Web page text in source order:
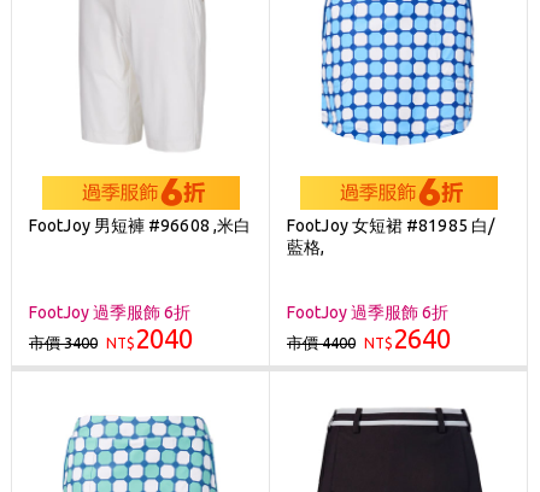
FootJoy 男短褲 #96608 ,米白
FootJoy 過季服飾 6折
市價 3400 NT$ 2040
FootJoy 女短裙 #81985 白/
藍格,
FootJoy 過季服飾 6折
市價 4400 NT$ 2640